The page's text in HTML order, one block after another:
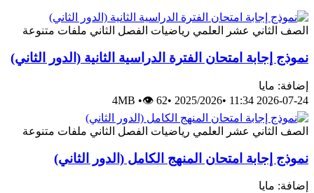
الصف الثاني عشر العلمي رياضيات الفصل الثاني ملفات متنوعة
نموذج إجابة امتحان الفترة الدراسية الثانية (الدور الثاني)
إضافة: مايا
2026-07-24 11:34
•
2025/2026
•
4MB •👁 62
الصف الثاني عشر العلمي رياضيات الفصل الثاني ملفات متنوعة
نموذج إجابة امتحان المنهج الكامل (الدور الثاني)
إضافة: مايا